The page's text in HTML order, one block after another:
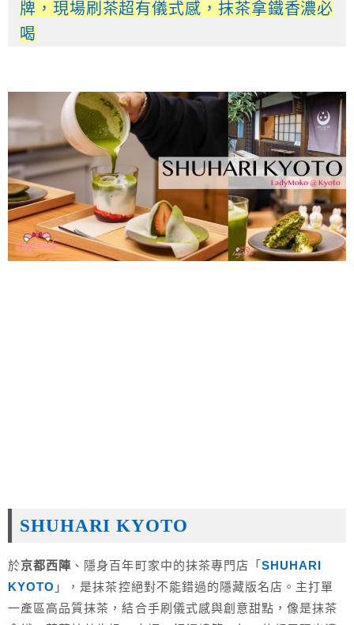
牌，現場刷茶超有儀式感，抹茶拿鐵香濃必
喝
SHUHARI KYOTO
於京都西陣 、隱身百年町家中的抹茶專門店「SHUHARI
KYOTO 」，是抹茶控絕對不能錯過的隱藏版名店。主打單
一產區高品質抹茶，結合手刷儀式感與創意甜點，像是抹茶